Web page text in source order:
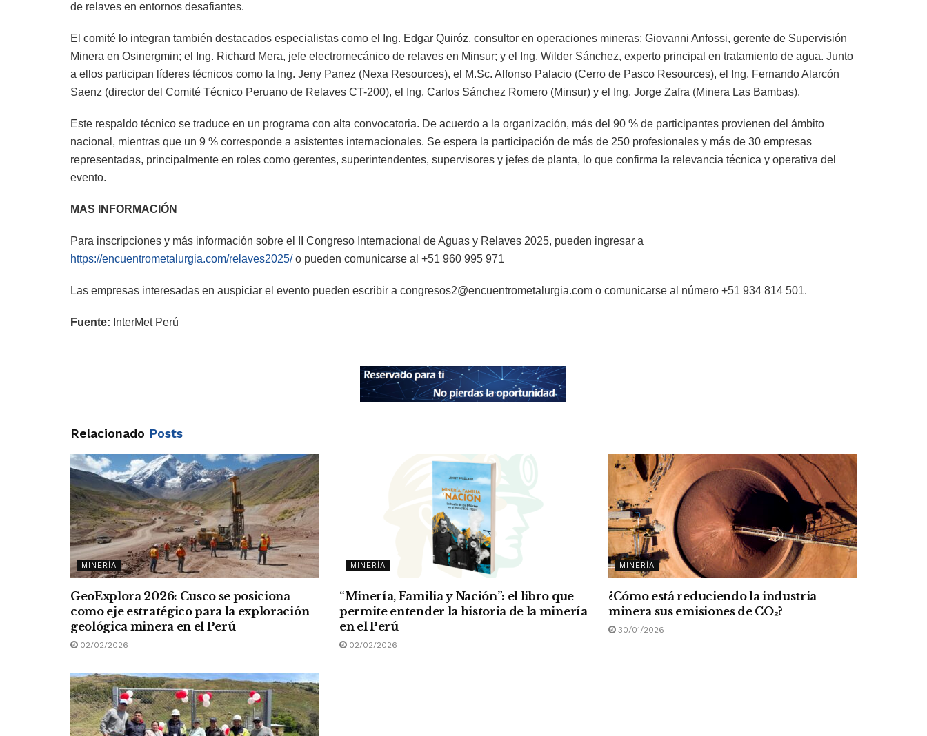
de relaves en entornos desafiantes.
El comité lo integran también destacados especialistas como el Ing. Edgar Quiróz, consultor en operaciones mineras; Giovanni Anfossi, gerente de Supervisión
Minera en Osinergmin; el Ing. Richard Mera, jefe electromecánico de relaves en Minsur; y el Ing. Wilder Sánchez, experto principal en tratamiento de agua. Junto
a ellos participan líderes técnicos como la Ing. Jeny Panez (Nexa Resources), el M.Sc. Alfonso Palacio (Cerro de Pasco Resources), el Ing. Fernando Alarcón
Saenz (director del Comité Técnico Peruano de Relaves CT-200), el Ing. Carlos Sánchez Romero (Minsur) y el Ing. Jorge Zafra (Minera Las Bambas).
Este respaldo técnico se traduce en un programa con alta convocatoria. De acuerdo a la organización, más del 90 % de participantes provienen del ámbito
nacional, mientras que un 9 % corresponde a asistentes internacionales. Se espera la participación de más de 250 profesionales y más de 30 empresas
representadas, principalmente en roles como gerentes, superintendentes, supervisores y jefes de planta, lo que confirma la relevancia técnica y operativa del
evento.
MAS INFORMACIÓN
Para inscripciones y más información sobre el II Congreso Internacional de Aguas y Relaves 2025, pueden ingresar a
https://encuentrometalurgia.com/relaves2025/o pueden comunicarse al +51 960 995 971
Las empresas interesadas en auspiciar el evento pueden escribir a congresos2@encuentrometalurgia.com o comunicarse al número +51 934 814 501.
Fuente: InterMet Perú
Relacionado Posts
MINERÍA
GeoExplora 2026: Cusco se posiciona
como eje estratégico para la exploración
geológica minera en el Perú
02/02/2026
MINERÍA
“Minería, Familia y Nación”: el libro que
permite entender la historia de la minería
en el Perú
02/02/2026
MINERÍA
¿Cómo está reduciendo la industria
minera sus emisiones de CO₂?
30/01/2026